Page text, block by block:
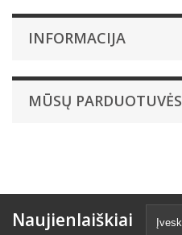
INFORMACIJA
MŪSŲ PARDUOTUVĖS
Naujienlaiškiai